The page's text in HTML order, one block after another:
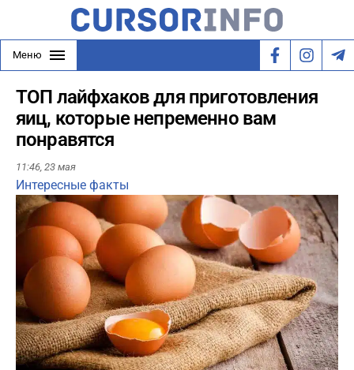
Меню
ТОП лайфхаков для приготовления
яиц, которые непременно вам
понравятся
11:46, 23 мая
Интересные факты